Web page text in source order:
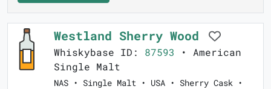
Westland Sherry Wood
Whiskybase ID: 87593 • American
Single Malt
NAS • Single Malt • USA • Sherry Cask •